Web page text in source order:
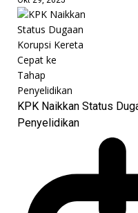
KPK Naikkan Status
Penyelidikan